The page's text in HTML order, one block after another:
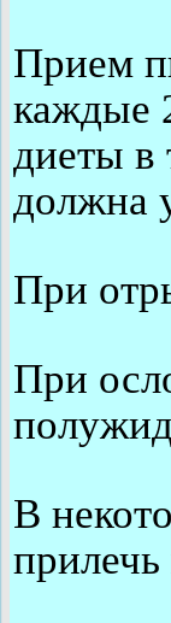
Прием
каждые
диеты в
должна
При
При
В